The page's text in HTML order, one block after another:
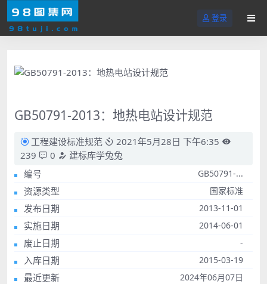
登录
GB50791-2013：地热电站设计规范
工程建设标准规范
2021年5月28日 下午6:35
239
0
建标库学兔兔
编号
GB50791-...
资源类型 国家标准
发布日期 2013-11-01
实施日期 2014-06-01
废止日期 -
入库日期 2015-03-19
最近更新 2024年06月07日